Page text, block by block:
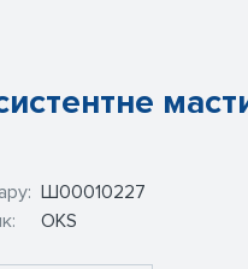
Ш00010227
OKS